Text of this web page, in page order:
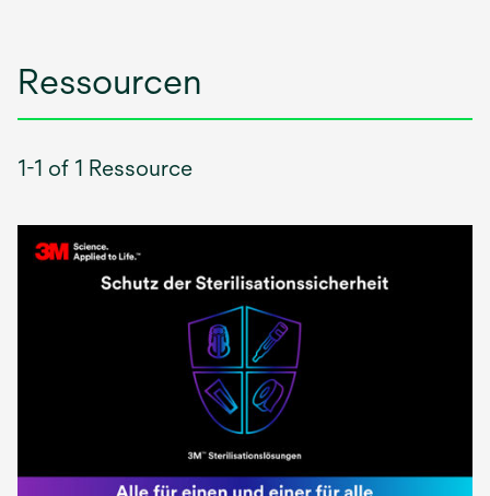
Ressourcen
1-1 of 1 Ressource